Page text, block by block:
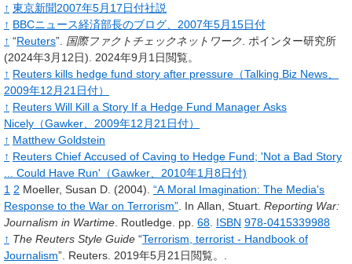
↑ 東京新聞2007年5月17日付社説
↑ BBCニュース経済部長のブログ、2007年5月15日付
↑ “Reuters”. 国際ファクトチェックネットワーク ポインター研究所
(2024年3月12日).
2024年9月1日閲覧。
↑ Reuters kills hedge fund story after pressure（Talking Biz News、
2009年12月21日付）
↑ Reuters Will Kill a Story If a Hedge Fund Manager Asks
Nicely（Gawker、2009年12月21日付）
↑ Matthew Goldstein
↑ Reuters Chief Accused of Caving to Hedge Fund; 'Not a Bad Story
... Could Have Run'（Gawker、2010年1月8日付)
1 2 Moeller, Susan D. (2004). “A Moral Imagination: The Media's
Response to the War on Terrorism” In Allan, Stuart. Reporting War:
Journalism in Wartime Routledge. pp. 68 ISBN 978-0415339988
↑ The Reuters Style Guide “Terrorism, terrorist - Handbook of
Journalism”. Reuters. 2019年5月21日閲覧。